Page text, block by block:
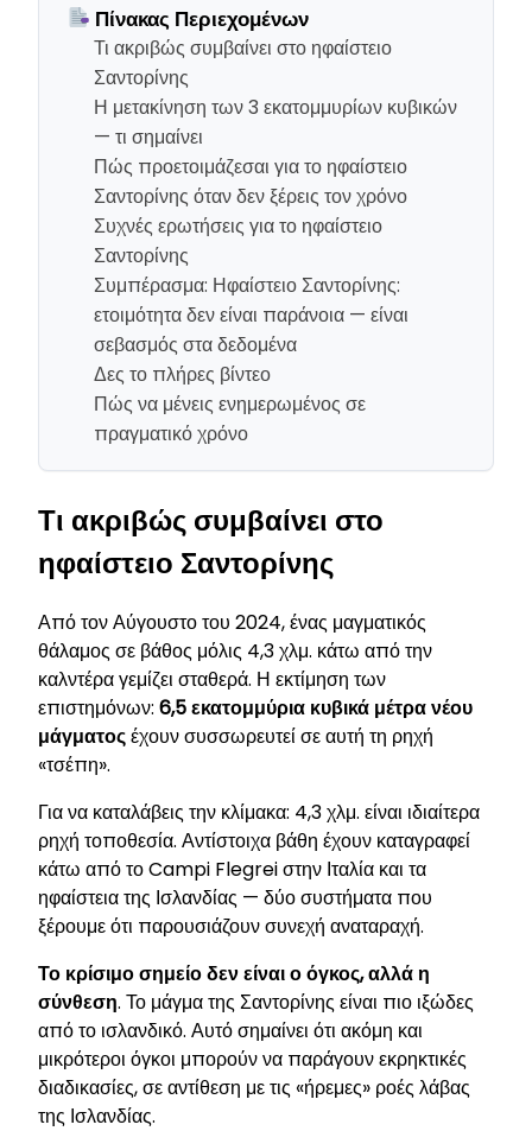
Πίνακας Περιεχομένων
Τι ακριβώς συμβαίνει στο ηφαίστειο
Σαντορίνης
Η μετακίνηση των 3 εκατομμυρίων κυβικών
— τι σημαίνει
Πώς προετοιμάζεσαι για το ηφαίστειο
Σαντορίνης όταν δεν ξέρεις τον χρόνο
Συχνές ερωτήσεις για το ηφαίστειο
Σαντορίνης
Συμπέρασμα: Ηφαίστειο Σαντορίνης:
ετοιμότητα δεν είναι παράνοια — είναι
σεβασμός στα δεδομένα
Δες το πλήρες βίντεο
Πώς να μένεις ενημερωμένος σε
πραγματικό χρόνο
Τι ακριβώς συμβαίνει στο
ηφαίστειο Σαντορίνης
Από τον Αύγουστο του 2024, ένας μαγματικός
θάλαμος σε βάθος μόλις 4,3 χλμ. κάτω από την
καλντέρα γεμίζει σταθερά. Η εκτίμηση των
επιστημόνων: 6,5 εκατομμύρια κυβικά μέτρα νέου
μάγματοςέχουν συσσωρευτεί σε αυτή τη ρηχή
«τσέπη».
Για να καταλάβεις την κλίμακα: 4,3 χλμ. είναι ιδιαίτερα
ρηχή τοποθεσία. Αντίστοιχα βάθη έχουν καταγραφεί
κάτω από το Campi Flegrei στην Ιταλία και τα
ηφαίστεια της Ισλανδίας — δύο συστήματα που
ξέρουμε ότι παρουσιάζουν συνεχή αναταραχή.
Το κρίσιμο σημείο δεν είναι ο όγκος, αλλά η
σύνθεση. Το μάγμα της Σαντορίνης είναι πιο ιξώδες
από το ισλανδικό. Αυτό σημαίνει ότι ακόμη και
μικρότεροι όγκοι μπορούν να παράγουν εκρηκτικές
διαδικασίες, σε αντίθεση με τις «ήρεμες» ροές λάβας
της Ισλανδίας.